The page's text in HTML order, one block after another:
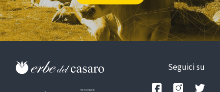
Seguici su